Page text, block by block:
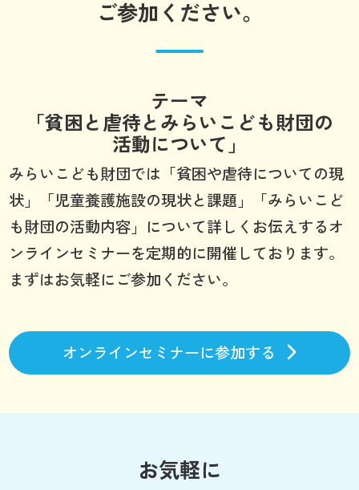
ご参加ください。
テーマ
「貧困と虐待とみらいこども財団の
活動について」
みらいこども財団では「貧困や虐待についての現
状」「児童養護施設の現状と課題」「みらいこど
も財団の活動内容」について詳しくお伝えするオ
ンラインセミナーを定期的に開催しております。
まずはお気軽にご参加ください。
オンラインセミナーに参加する
お気軽に